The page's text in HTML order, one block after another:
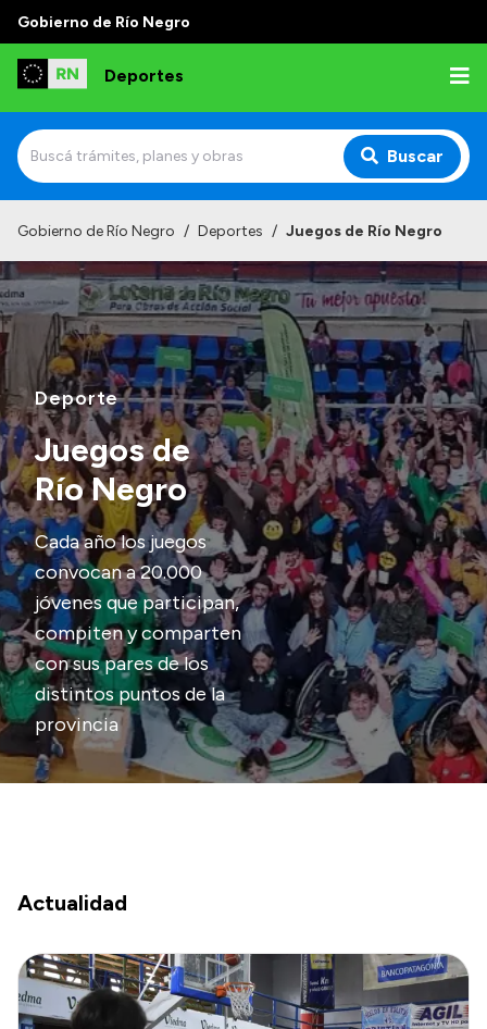
Gobierno de Río Negro
Deportes
Buscar
Institucional
¿Quienes somos?
Autoridades
Normativa
Transparencia
Presupuesto
Boletín Oficial
Compras y licitaciones
Consulta de expedientes
Consulta de pago a proveedores
Convocatorias
Intranet
Login
Gobierno de Río Negro / Deportes / Juegos de Río Negro
Deporte
Juegos de
Río Negro
Cada año los juegos
convocan a 20.000
jóvenes que participan,
compiten y comparten
con sus pares de los
distintos puntos de la
provincia
Actualidad